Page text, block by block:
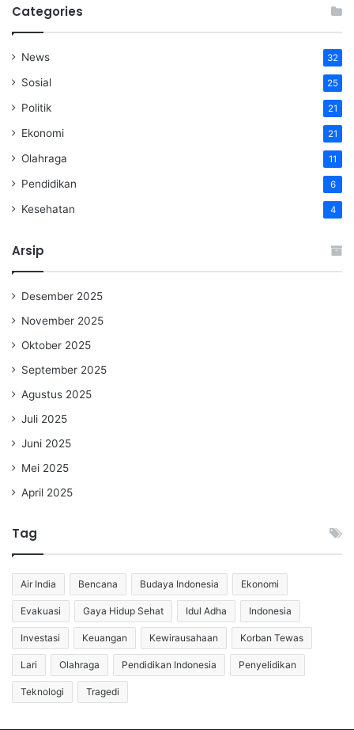
Categories
News 32
Sosial 25
Politik 21
Ekonomi 21
Olahraga 11
Pendidikan 6
Kesehatan 4
Arsip
Desember 2025
November 2025
Oktober 2025
September 2025
Agustus 2025
Juli 2025
Juni 2025
Mei 2025
April 2025
Tag
Air India Bencana Budaya Indonesia Ekonomi
Evakuasi Gaya Hidup Sehat Idul Adha Indonesia
Investasi Keuangan Kewirausahaan Korban Tewas
Lari Olahraga Pendidikan Indonesia Penyelidikan
Teknologi Tragedi